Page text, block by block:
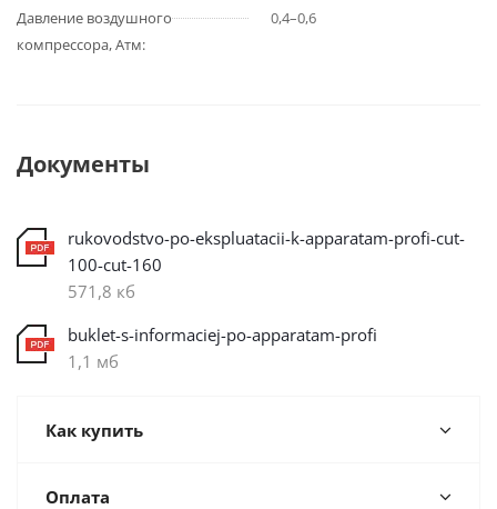
Давление воздушного
компрессора, Атм:
0,4–0,6
Документы
rukovodstvo-po-ekspluatacii-k-apparatam-profi-cut-
100-cut-160
571,8 кб
buklet-s-informaciej-po-apparatam-profi
1,1 мб
Как купить
Оплата